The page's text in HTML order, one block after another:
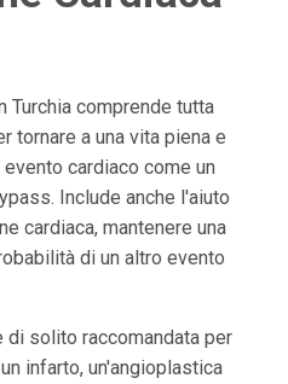
Turchia comprende tutta
tornare a una vita piena e
cardiaco come un
Include anche l'aiuto
cardiaca, mantenere una
di un altro evento
di solito raccomandata per
infarto, un'angioplastica